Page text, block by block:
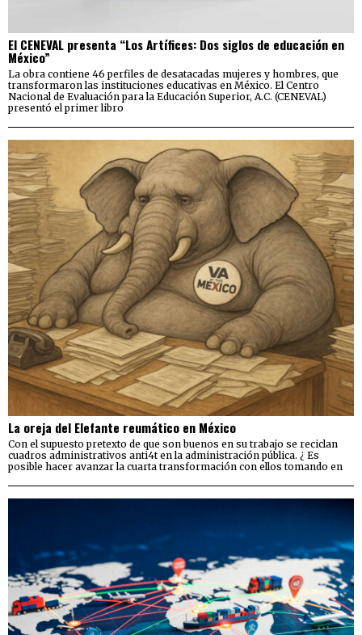
El CENEVAL presenta “Los Artífices: Dos siglos de educación en
México”
La obra contiene 46 perfiles de desatacadas mujeres y hombres, que
transformaron las instituciones educativas en México. El Centro
Nacional de Evaluación para la Educación Superior, A.C. (CENEVAL)
presentó el primer libro
La oreja del Elefante reumático en México
Con el supuesto pretexto de que son buenos en su trabajo se reciclan
cuadros administrativos anti4t en la administración pública. ¿ Es
posible hacer avanzar la cuarta transformación con ellos tomando en